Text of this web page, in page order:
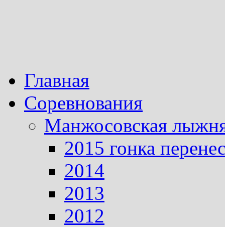
Главная
Соревнования
Манжосовская
2015 гонка
2014
2013
2012